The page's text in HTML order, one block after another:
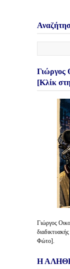
Γιώργος
[Κλίκ
Γιώργος
Φώτο].
Η